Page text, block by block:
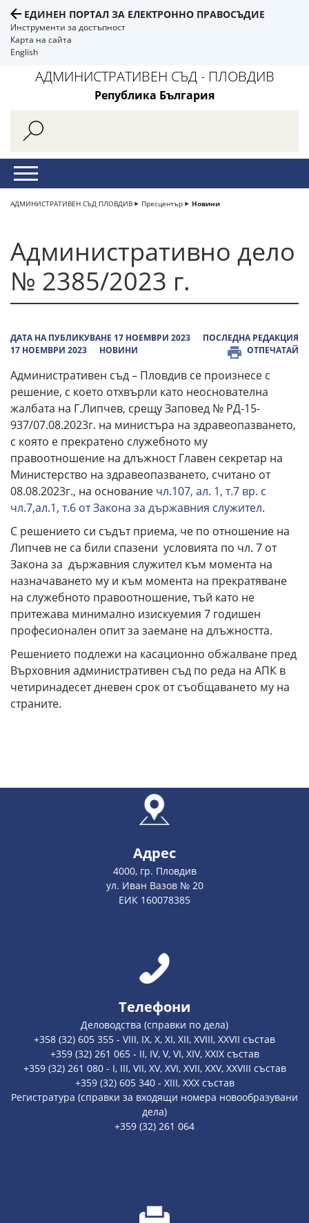
ЕДИНЕН ПОРТАЛ ЗА ЕЛЕКТРОННО ПРАВОСЪДИЕ
Инструменти за достъпност
Карта на сайта
English
АДМИНИСТРАТИВЕН СЪД - ПЛОВДИВ
Република България
АДМИНИСТРАТИВЕН СЪД ПЛОВДИВ Пресцентър Новини
Административно дело
№ 2385/2023 г.
ДАТА НА ПУБЛИКУВАНЕ 17 НОЕМВРИ 2023
ПОСЛЕДНА РЕДАКЦИЯ
17 НОЕМВРИ 2023
НОВИНИ ОТПЕЧАТАЙ
Административен съд – Пловдив се произнесе с
решение, с което отхвърли като неоснователна
жалбата на Г.Липчев, срещу Заповед № РД-15-
937/07.08.2023г. на министъра на здравеопазването,
с която е прекратено служебното му
правоотношение на длъжност Главен секретар на
Министерство на здравеопазването, считано от
08.08.2023г., на основание чл.107, ал. 1, т.7 вр. с
чл.7,ал.1, т.6 от Закона за държавния служител.
С решението си съдът приема, че по отношение на
Липчев не са били спазени условията по чл. 7 от
Закона за държавния служител към момента на
назначаването му и към момента на прекратяване
на служебното правоотношение, тъй като не
притежава минимално изискуемия 7 годишен
професионален опит за заемане на длъжността.
Решението подлежи на касационно обжалване пред
Върховния административен съд по реда на АПК в
четиринадесет дневен срок от съобщаването му на
страните.
Адрес
4000, гр. Пловдив
ул. Иван Вазов № 20
ЕИК 160078385
Телефони
Деловодства (справки по дела)
+358 (32) 605 355 - VIII, IX, X, XI, XII, XVIII, XXVII състав
+359 (32) 261 065 - II, IV, V, VI, XIV, XXIX състав
+359 (32) 261 080 - I, III, VII, XV, XVI, XVII, XXV, XXVIII състав
+359 (32) 605 340 - XIII, XXX състав
Регистратура (справки за входящи номера новообразувани
дела)
+359 (32) 261 064